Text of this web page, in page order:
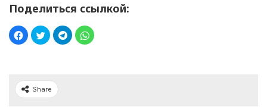
Поделиться ссылкой:
Share